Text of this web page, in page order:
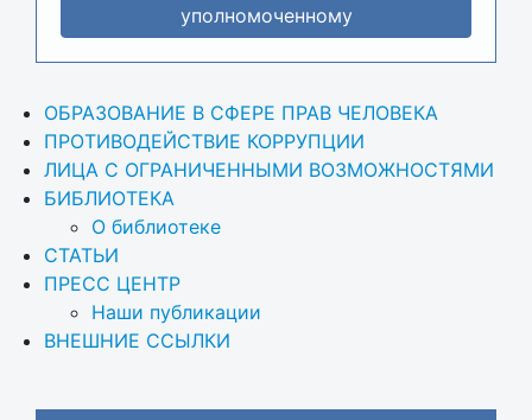
уполномоченному
ОБРАЗОВАНИЕ В СФЕРЕ ПРАВ ЧЕЛОВЕКА
ПРОТИВОДЕЙСТВИЕ КОРРУПЦИИ
ЛИЦА С ОГРАНИЧЕННЫМИ ВОЗМОЖНОСТЯМИ
БИБЛИОТЕКА
О библиотеке
СТАТЬИ
ПРЕСС ЦЕНТР
Наши публикации
ВНЕШНИЕ ССЫЛКИ